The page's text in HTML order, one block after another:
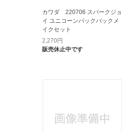
カワダ 220706 スパークジョ
イ ユニコーンバックパックメ
イクセット
2,270円
販売休止中です